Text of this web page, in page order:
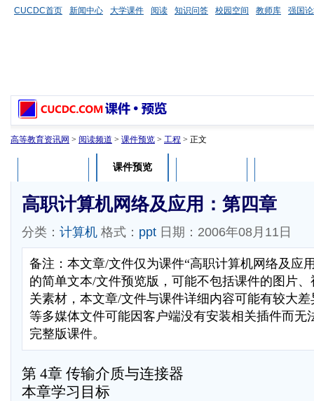
CUCDC首页 新闻中心 大学课件 阅读 知识问答 校园空间 教师库 强国
高等教育资讯网 > 阅读频道 > 课件预览 > 工程 > 正文
课件预览
高职计算机网络及应用：第四章
分类： 计算机 格式： ppt 日期：2006年08月11日
备注：本文章/文件仅为课件“高职计算机网络及应
的简单文本/文件预览版，可能不包括课件的图片
关素材，本文章/文件与课件详细内容可能有较大
等多媒体文件可能因客户端没有安装相关插件而无
完整版课件。
第 4章 传输介质与连接器
本章学习目标